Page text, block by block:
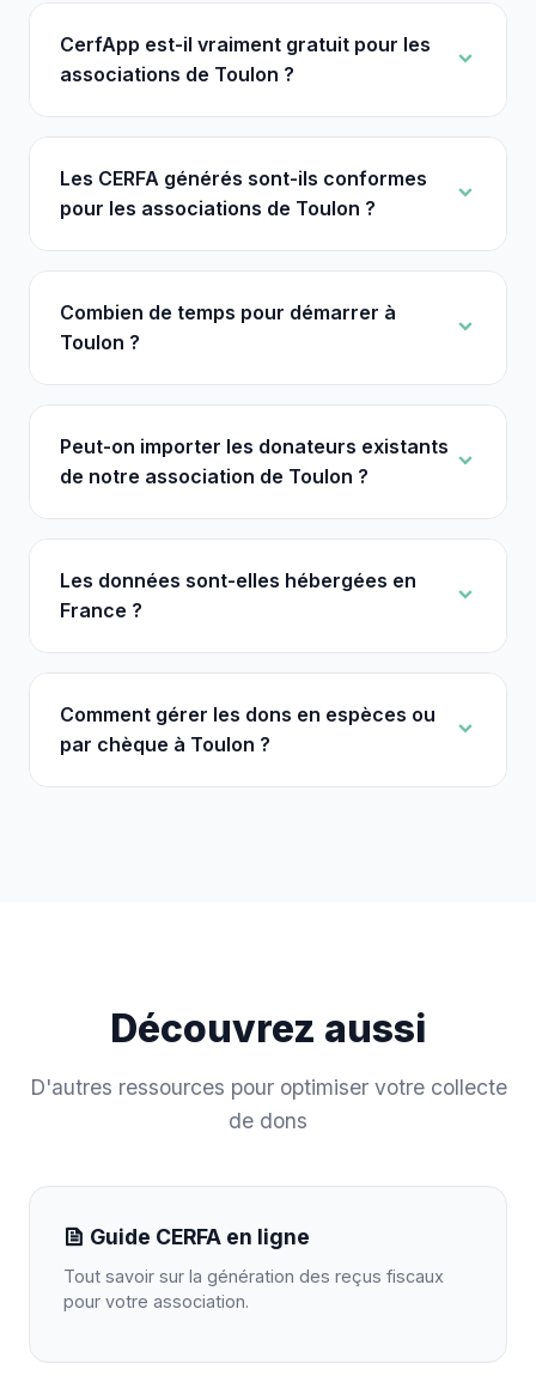
CerfApp est-il vraiment gratuit pour les
associations de Toulon ?
Les CERFA générés sont-ils conformes
pour les associations de Toulon ?
Combien de temps pour démarrer à
Toulon ?
Peut-on importer les donateurs existants
de notre association de Toulon ?
Les données sont-elles hébergées en
France ?
Comment gérer les dons en espèces ou
par chèque à Toulon ?
Découvrez aussi
D'autres ressources pour optimiser votre collecte
de dons
Guide CERFA en ligne
Tout savoir sur la génération des reçus fiscaux
pour votre association.